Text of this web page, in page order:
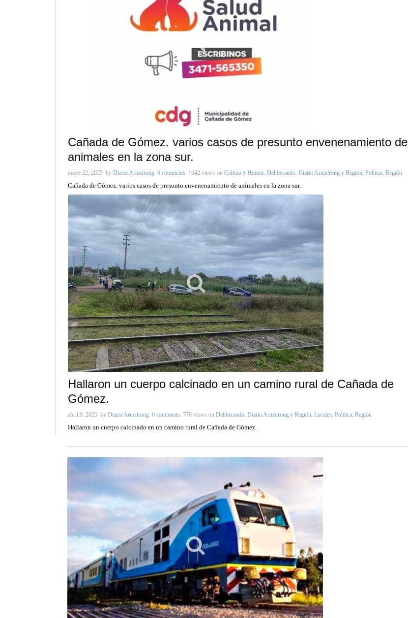
Cañada de Gómez. varios casos de presunto envenenamiento de
animales en la zona sur.
mayo 22, 2025 by Diario Armstrong 0 comments 1642 views on Cultura y Humor, Deliberando, Diario Armstrong y Región, Política, Región
Cañada de Gómez. varios casos de presunto envenenamiento de animales en la zona sur.
Hallaron un cuerpo calcinado en un camino rural de Cañada de
Gómez.
abril 9, 2025 by Diario Armstrong 0 comments 778 views on Deliberando, Diario Armstrong y Región, Locales, Política, Región
Hallaron un cuerpo calcinado en un camino rural de Cañada de Gómez.